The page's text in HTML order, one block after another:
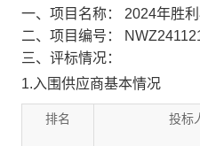
一、项目名称： 2024年胜
二、项目编号：
三、评标情况：
1.入围供应商基本情况
排名 投标